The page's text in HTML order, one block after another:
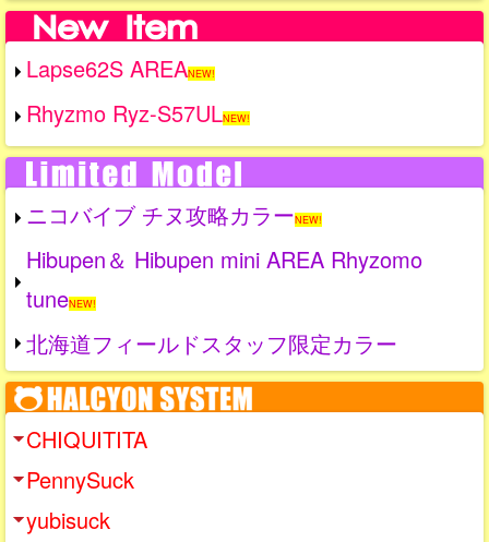
Lapse62S AREANEW!
Rhyzmo Ryz-S57ULNEW!
ニコバイブ チヌ攻略カラーNEW!
Hibupen＆ Hibupen mini AREA Rhyzomo
tuneNEW!
北海道フィールドスタッフ限定カラー
CHIQUITITA
PennySuck
yubisuck